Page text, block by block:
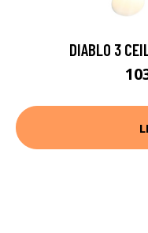
DIABLO 3